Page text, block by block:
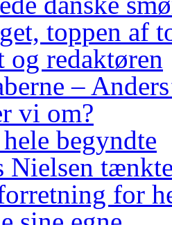
toppen af
og redaktøren
–
vi om?
begyndte
Nielsen
for